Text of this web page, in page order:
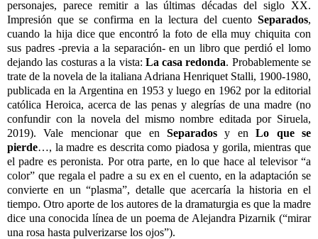
personajes, parece remitir a las últimas décadas del siglo XX.
Impresión que se confirma en la lectura del cuento Separados,
cuando la hija dice que encontró la foto de ella muy chiquita con
sus padres -previa a la separación- en un libro que perdió el lomo
dejando las costuras a la vista: La casa redonda. Probablemente se
trate de la novela de la italiana Adriana Henriquet Stalli, 1900-1980,
publicada en la Argentina en 1953 y luego en 1962 por la editorial
católica Heroica, acerca de las penas y alegrías de una madre (no
confundir con la novela del mismo nombre editada por Siruela,
2019). Vale mencionar que en Separados y enLo que se
pierde…, la madre es descrita como piadosa y gorila, mientras que
el padre es peronista. Por otra parte, en lo que hace al televisor “a
color” que regala el padre a su ex en el cuento, en la adaptación se
convierte en un “plasma”, detalle que acercaría la historia en el
tiempo. Otro aporte de los autores de la dramaturgia es que la madre
dice una conocida línea de un poema de Alejandra Pizarnik (“mirar
una rosa hasta pulverizarse los ojos”).